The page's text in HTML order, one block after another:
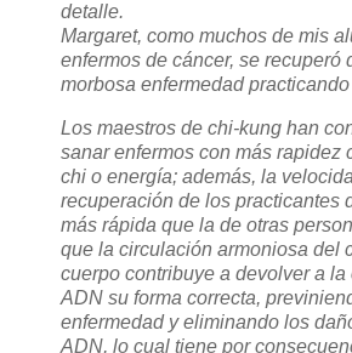
detalle.
Margaret, como muchos de mis
enfermos de cáncer, se recuperó
morbosa enfermedad
Los maestros de chi-kung han
sanar enfermos con más rapidez
chi o energía; además, la
recuperación de los practicantes
más rápida que la de otras
que la circulación armoniosa del
cuerpo contribuye a devolver a la
ADN su forma correcta,
enfermedad y eliminando los
ADN, lo cual tiene por